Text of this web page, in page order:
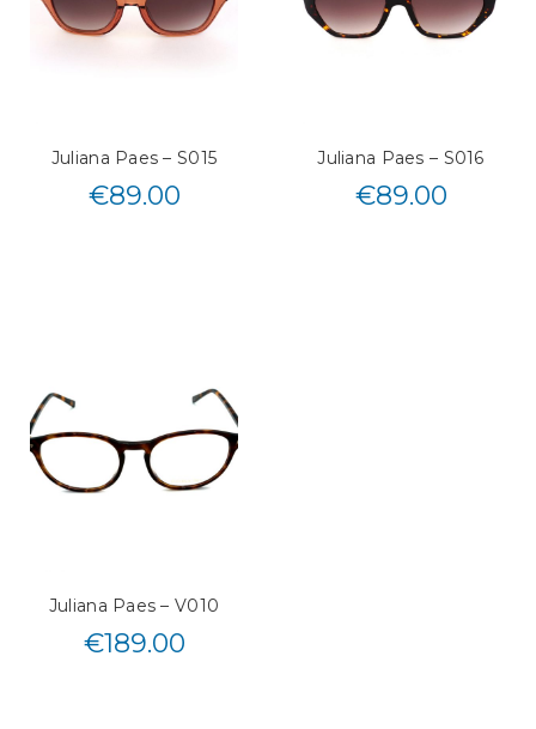
Juliana Paes – S015
€89.00
Juliana Paes – S016
€89.00
Juliana Paes – V010
€189.00